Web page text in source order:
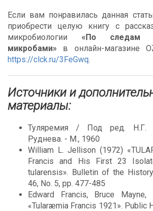
Если вам понравилась данная
приобрести целую книгу с
микробиологии «По следам
микробами» в онлайн-магазине
https://clck.ru/3FeGwq.
Источники и
материалы:
Туляремия / Под ред. Н.Г.
Руднева. - М., 1960
William L. Jellison (1972)
Francis and His First 23
tularensis». Bulletin of the
46, No. 5, pp. 477-485
Edward Francis, Bruce Mayne,
«Tularæmia Francis 1921». Public